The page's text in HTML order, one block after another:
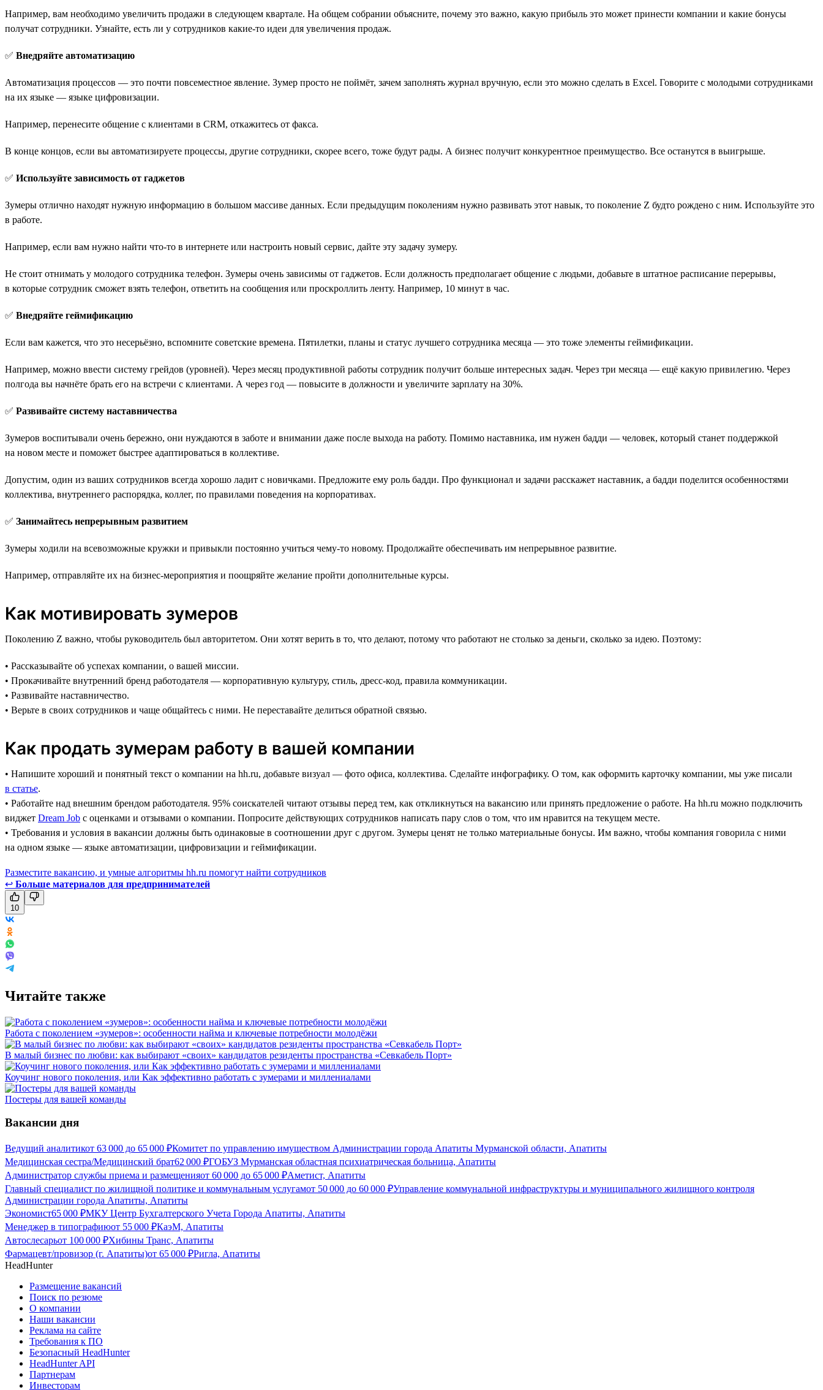
Например, вам необходимо увеличить продажи в следующем квартале. На общем собрании объясните, почему это важно, какую прибыль это может принести компании и какие бонусы
получат сотрудники. Узнайте, есть ли у сотрудников какие-то идеи для увеличения продаж.
✅ Внедряйте автоматизацию
Автоматизация процессов — это почти повсеместное явление. Зумер просто не поймёт, зачем заполнять журнал вручную, если это можно сделать в Excel. Говорите с молодыми сотрудниками
на их языке — языке цифровизации.
Например, перенесите общение с клиентами в CRM, откажитесь от факса.
В конце концов, если вы автоматизируете процессы, другие сотрудники, скорее всего, тоже будут рады. А бизнес получит конкурентное преимущество. Все останутся в выигрыше.
✅ Используйте зависимость от гаджетов
Зумеры отлично находят нужную информацию в большом массиве данных. Если предыдущим поколениям нужно развивать этот навык, то поколение Z будто рождено с ним. Используйте это
в работе.
Например, если вам нужно найти что-то в интернете или настроить новый сервис, дайте эту задачу зумеру.
Не стоит отнимать у молодого сотрудника телефон. Зумеры очень зависимы от гаджетов. Если должность предполагает общение с людьми, добавьте в штатное расписание перерывы,
в которые сотрудник сможет взять телефон, ответить на сообщения или проскроллить ленту. Например, 10 минут в час.
✅ Внедряйте геймификацию
Если вам кажется, что это несерьёзно, вспомните советские времена. Пятилетки, планы и статус лучшего сотрудника месяца — это тоже элементы геймификации.
Например, можно ввести систему грейдов (уровней). Через месяц продуктивной работы сотрудник получит больше интересных задач. Через три месяца — ещё какую привилегию. Через
полгода вы начнёте брать его на встречи с клиентами. А через год — повысите в должности и увеличите зарплату на 30%.
✅ Развивайте систему наставничества
Зумеров воспитывали очень бережно, они нуждаются в заботе и внимании даже после выхода на работу. Помимо наставника, им нужен бадди — человек, который станет поддержкой
на новом месте и поможет быстрее адаптироваться в коллективе.
Допустим, один из ваших сотрудников всегда хорошо ладит с новичками. Предложите ему роль бадди. Про функционал и задачи расскажет наставник, а бадди поделится особенностями
коллектива, внутреннего распорядка, коллег, по правилами поведения на корпоративах.
✅ Занимайтесь непрерывным развитием
Зумеры ходили на всевозможные кружки и привыкли постоянно учиться чему-то новому. Продолжайте обеспечивать им непрерывное развитие.
Например, отправляйте их на бизнес-мероприятия и поощряйте желание пройти дополнительные курсы.
Как мотивировать зумеров
Поколению Z важно, чтобы руководитель был авторитетом. Они хотят верить в то, что делают, потому что работают не столько за деньги, сколько за идею. Поэтому:
• Рассказывайте об успехах компании, о вашей миссии.
• Прокачивайте внутренний бренд работодателя — корпоративную культуру, стиль, дресс-код, правила коммуникации.
• Развивайте наставничество.
• Верьте в своих сотрудников и чаще общайтесь с ними. Не переставайте делиться обратной связью.
Как продать зумерам работу в вашей компании
• Напишите хороший и понятный текст о компании на hh.ru, добавьте визуал — фото офиса, коллектива. Сделайте инфографику. О том, как оформить карточку компании, мы уже писали
в статье.
• Работайте над внешним брендом работодателя. 95% соискателей читают отзывы перед тем, как откликнуться на вакансию или принять предложение о работе. На hh.ru можно подключить
виджет Dream Job с оценками и отзывами о компании. Попросите действующих сотрудников написать пару слов о том, что им нравится на текущем месте.
• Требования и условия в вакансии должны быть одинаковые в соотношении друг с другом. Зумеры ценят не только материальные бонусы. Им важно, чтобы компания говорила с ними
на одном языке — языке автоматизации, цифровизации и геймификации.
Разместите вакансию, и умные алгоритмы hh.ru помогут найти сотрудников
↩ Больше материалов для предпринимателей
10
Читайте также
Работа с поколением «зумеров»: особенности найма и ключевые потребности молодёжи
В малый бизнес по любви: как выбирают «своих» кандидатов резиденты пространства «Севкабель Порт»
Коучинг нового поколения, или Как эффективно работать с зумерами и миллениалами
Постеры для вашей команды
Вакансии дня
Ведущий аналитикот 63 000 до 65 000 ₽Комитет по управлению имуществом Администрации города Апатиты Мурманской области, Апатиты
Медицинская сестра/Медицинский брат62 000 ₽ГОБУЗ Мурманская областная психиатрическая больница, Апатиты
Администратор службы приема и размещенияот 60 000 до 65 000 ₽Аметист, Апатиты
Главный специалист по жилищной политике и коммунальным услугамот 50 000 до 60 000 ₽Управление коммунальной инфраструктуры и муниципального жилищного контроля
Администрации города Апатиты, Апатиты
Экономист65 000 ₽МКУ Центр Бухгалтерского Учета Города Апатиты, Апатиты
Менеджер в типографиюот 55 000 ₽КаэМ, Апатиты
Автослесарьот 100 000 ₽Хибины Транс, Апатиты
Фармацевт/провизор (г. Апатиты)от 65 000 ₽Ригла, Апатиты
HeadHunter
Размещение вакансий
Поиск по резюме
О компании
Наши вакансии
Реклама на сайте
Требования к ПО
Безопасный HeadHunter
HeadHunter API
Партнерам
Инвесторам